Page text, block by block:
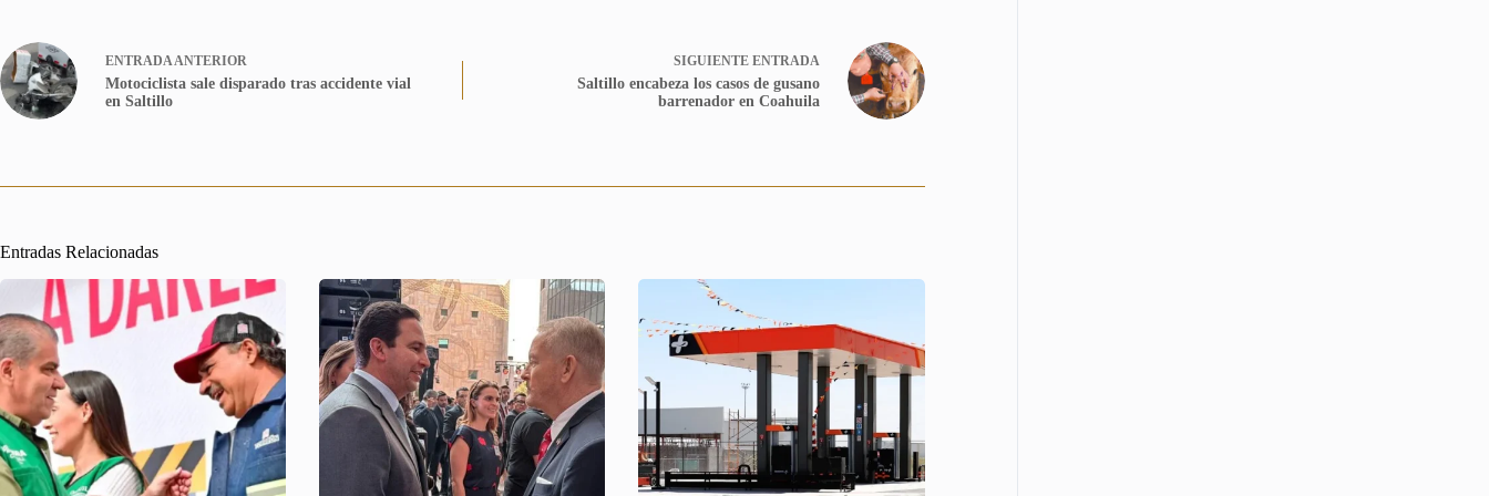
ENTRADAANTERIOR
Motociclista sale disparado tras accidente vial
en Saltillo
SIGUIENTE ENTRADA
Saltillo encabeza los casos de gusano
barrenador en Coahuila
Entradas Relacionadas